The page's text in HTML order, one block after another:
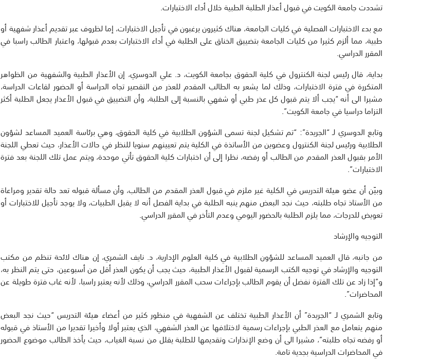
تشددت جامعة الكويت في قبول أعذار الطلبة الطبية خلال أداء الاختبارات.
مع بدء الاختبارات الفصلية في كليات الجامعة، هناك كثيرون يرغبون في تأجيل الاختبارات، إما لظروف عبر تقديم أعذار شفهية أو
طبية، مما ألزم كثيرا من كليات الجامعة بتضييق الخناق على الطلبة في أداء الاختبارات بعدم قبولها، واعتبار الطالب راسبا في
المقرر الدراسي.
بداية، قال رئيس لجنة الكنترول في كلية الحقوق بجامعة الكويت، د. علي الدوسري، إن الأعذار الطبية والشفهية من الظواهر
المتكررة في فترة الاختبارات، وذلك لما يشعر به الطالب المقدم للعذر من التقصير تجاه الدراسة أو الحضور لقاعات الدراسة،
مشيرا الى أنه “يجب ألا يتم قبول كل عذر طبي أو شفهي بالنسبة إلى الطلبة، وأن التضييق في قبول الأعذار يجعل الطلبة أكثر
التزاما دراسيا في جامعة الكويت”.
وتابع الدوسري لـ “الجريدة”: “تم تشكيل لجنة تسمى الشؤون الطلابية في كلية الحقوق، وهي برئاسة العميد المساعد لشؤون
الطلابية ورئيس لجنة الكنترول وعضوين من الأساتذة في الكلية يتم تعيينهم سنويا للنظر في حالات الأعذار، حيث تعطي اللجنة
الأمر بقبول العذر المقدم من الطالب أو رفضه، نظرا إلى أن اختبارات كلية الحقوق تأتي موحدة، ويتم عمل تلك اللجنة بعد فترة
الاختبارات”.
وبيّن أن عضو هيئة التدريس في الكلية غير ملزم في قبول العذر المقدم من الطالب، وأن مسألة قبوله تعد حالة تقدير ومراعاة
من الأستاذ تجاه طلبته، حيث نجد البعض منهم ينبه الطلبة في بداية الفصل أنه لا يقبل الطبيات، ولا يوجد تأجيل للاختبارات أو
تعويض للدرجات، مما يلزم الطلبة بالحضور اليومي وعدم التأخر في المقرر الدراسي.
التوجيه والإرشاد
من جانبه، قال العميد المساعد للشؤون الطلابية في كلية العلوم الإدارية، د. نايف الشمري، إن هناك لائحة تنظم من مكتب
التوجيه والإرشاد في توجيه الكتب الرسمية لقبول الأعذار الطبية، حيث يجب أن يكون العذر أقل من أسبوعين، حتى يتم النظر به،
و”إذا زاد عن تلك الفترة نفضل أن يقوم الطالب بإجراءات سحب المقرر الدراسي، وذلك لأنه يعتبر راسبا، لأنه غاب فترة طويلة عن
المحاضرات”.
وتابع الشمري لـ “الجريدة” أن الأعذار الطبية تختلف عن الشفهية في منظور كثير من أعضاء هيئة التدريس “حيث نجد البعض
منهم يتعامل مع العذر الطبي بإجراءات رسمية لاختلافها عن العذر الشفهي، الذي يعتبر أولا وأخيرا تقديرا من الأستاذ في قبوله
أو رفضه تجاه طلبته”، مشيرا الى أن وضع الإنذارات وتقديمها للطلبة يقلل من نسبة الغياب، حيث يأخذ الطالب موضوع الحضور
في المحاضرات الدراسية بجدية تامة.